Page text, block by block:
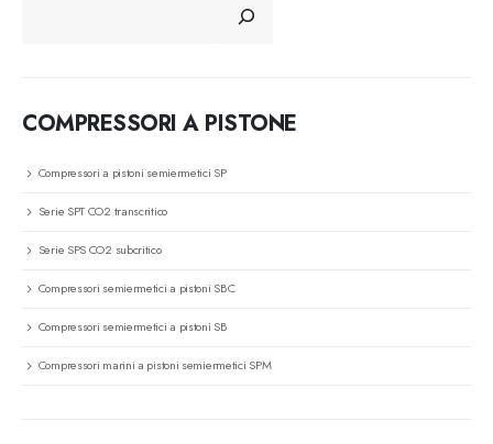
COMPRESSORI A PISTONE
Compressori a pistoni semiermetici SP
Serie SPT CO2 transcritico
Serie SPS CO2 subcritico
Compressori semiermetici a pistoni SBC
Compressori semiermetici a pistoni SB
Compressori marini a pistoni semiermetici SPM